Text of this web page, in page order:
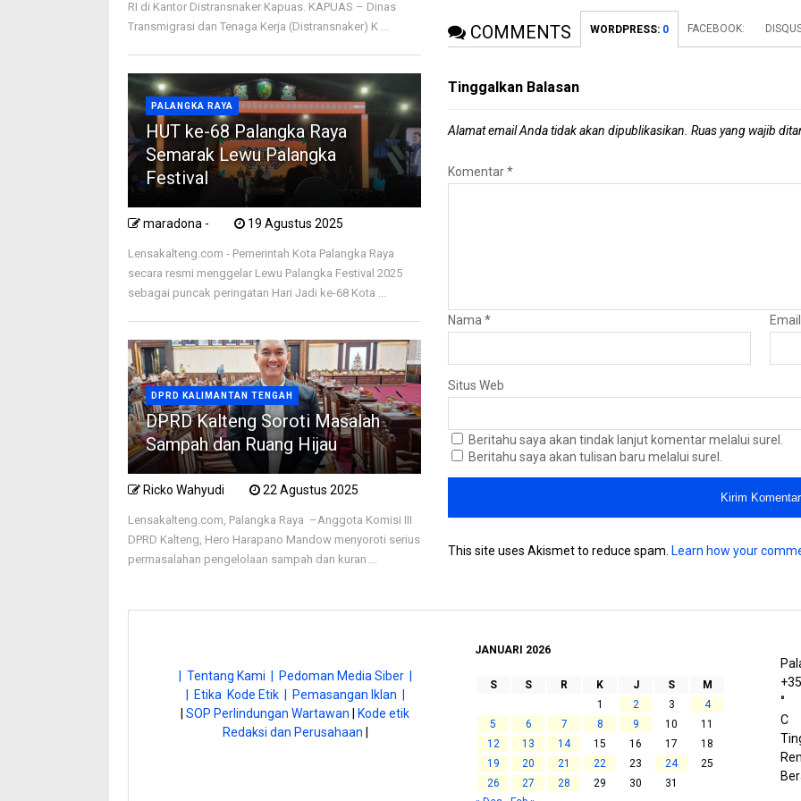
COMMENTS WORDPRESS: 0 FACEBOOK:
Tinggalkan Balasan
Alamat email Anda tidak akan dipublikasikan. Ruas yang wajib
Komentar*
Nama*
Situs Web
Beritahu saya akan tindak lanjut komentar melalui surel.
Beritahu saya akan tulisan baru melalui surel.
This site uses Akismet to reduce spam. Learn how your
RI di Kantor Distransnaker Kapuas. KAPUAS – Dinas
Transmigrasi dan Tenaga Kerja (Distransnaker) K ...
PALANGKA RAYA
HUT ke-68 Palangka Raya
Semarak Lewu Palangka
Festival
maradona - 19 Agustus 2025
Lensakalteng.com - Pemerintah Kota Palangka Raya
secara resmi menggelar Lewu Palangka Festival 2025
sebagai puncak peringatan Hari Jadi ke-68 Kota ...
DPRD KALIMANTAN TENGAH
DPRD Kalteng Soroti Masalah
Sampah dan Ruang Hijau
Ricko Wahyudi 22 Agustus 2025
Lensakalteng.com, Palangka Raya –Anggota Komisi III
DPRD Kalteng, Hero Harapano Mandow menyoroti serius
permasalahan pengelolaan sampah dan kuran ...
| Tentang Kami |
Pedoman Media Siber |
| Etika Kode Etik |
Pemasangan Iklan |
|SOP Perlindungan Wartawan
Kode etik
Redaksi dan Perusahaan
JANUARI 2026
S S R K J S
M
1
2 3
4
5
6 7 8 9 10
11
12
13 14 15 16 17
18
19
20 21 22 23 24
25
26
27 28 29 30
31
+35
°
C